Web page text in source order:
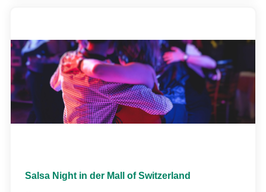
Salsa Night in der Mall of Switzerland